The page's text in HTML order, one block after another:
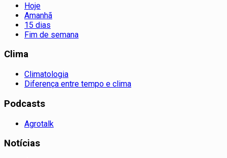
Hoje
Amanhã
15 dias
Fim de semana
Clima
Climatologia
Diferença entre tempo e clima
Podcasts
Agrotalk
Notícias